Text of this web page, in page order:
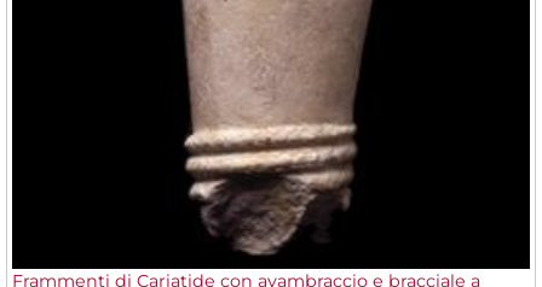
Frammenti di Cariatide con avambraccio e bracciale a